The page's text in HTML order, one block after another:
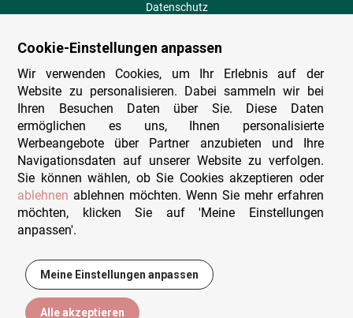
15,95 €
Datenschutz
Versand und Lieferung
Zahlungsarten
Herstellungsland
Widerruf
Sitemap
Beratung & Support
Wir sind persönlich erreichbar
+49 (0)341 4912 210
Kontakt-Formular
Cookie-Einstellungen anpassen
Wir verwenden Cookies, um Ihr Erlebnis auf der
Website zu personalisieren. Dabei sammeln wir bei
Ihren Besuchen Daten über Sie. Diese Daten
ermöglichen es uns, Ihnen personalisierte
Werbeangebote über Partner anzubieten und Ihre
Navigationsdaten auf unserer Website zu verfolgen.
Sie können wählen, ob Sie Cookies akzeptieren oder
ablehnen ablehnen möchten. Wenn Sie mehr erfahren
möchten, klicken Sie auf 'Meine Einstellungen
anpassen'.
Meine Einstellungen anpassen
Alle akzeptieren